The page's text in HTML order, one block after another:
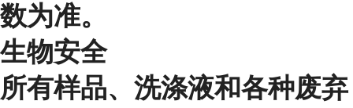
数为准。
生物安全
所有样品、洗涤液和各种废弃